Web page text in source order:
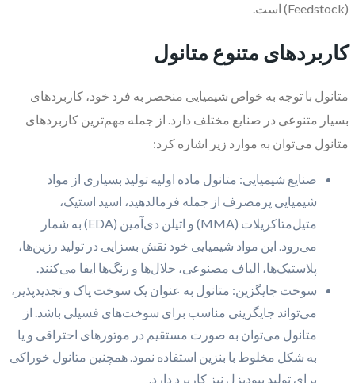
(Feedstock) است.
کاربردهای متنوع متانول
متانول با توجه به خواص شیمیایی منحصر به فرد خود، کاربردهای
بسیار متنوعی در صنایع مختلف دارد. از جمله مهم‌ترین کاربردهای
متانول می‌توان به موارد زیر اشاره کرد:
صنایع شیمیایی: متانول ماده اولیه تولید بسیاری از مواد
شیمیایی پرمصرف از جمله فرمالدهید، اسید استیک،
متیل‌متاکریلات (MMA) و اتیلن دی‌آمین (EDA) به شمار
می‌رود. این مواد شیمیایی خود نقش بسزایی در تولید رزین‌ها،
پلاستیک‌ها، الیاف مصنوعی، حلال‌ها و رنگ‌ها ایفا می‌کنند.
سوخت جایگزین: متانول به عنوان یک سوخت پاک و تجدیدپذیر،
می‌تواند جایگزینی مناسب برای سوخت‌های فسیلی باشد. از
متانول می‌توان به صورت مستقیم در موتورهای احتراقی و یا
به شکل مخلوط با بنزین استفاده نمود. همچنین متانول خوراکی
برای تولید بیودیزل نیز کاربرد دارد.